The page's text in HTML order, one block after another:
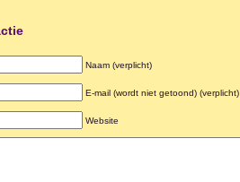
Naam (verplicht)
E-mail (wordt niet getoond) (verplicht)
Website